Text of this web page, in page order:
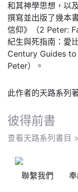
和其神學思想，以
撰寫並出版了幾本
信仰》（2 Peter:
紀生與死指南：愛
Century Guides
Peter）。
此作者的天路系列
彼得前書
查看天路系列書目 >
聯繫我們